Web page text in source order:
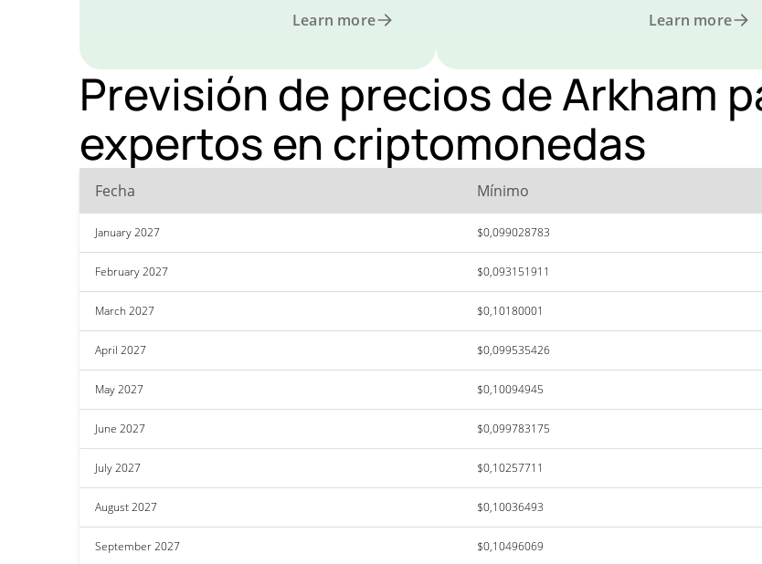
Learn more Learn more
Previsión de precios de Arkham
expertos en criptomonedas
Fecha Mínimo
January 2027 $0,099028783
February 2027 $0,093151911
March 2027 $0,10180001
April 2027 $0,099535426
May 2027 $0,10094945
June 2027 $0,099783175
July 2027 $0,10257711
August 2027 $0,10036493
September 2027 $0,10496069